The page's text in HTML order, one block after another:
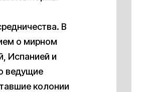
В
о мирном
Испанией и
ведущие
колонии